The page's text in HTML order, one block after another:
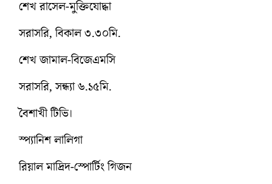
শেখ রাসেল-মুক্তিযোদ্ধা
সরাসরি, বিকাল ৩.৩০মি.
শেখ জামাল-বিজেএমসি
সরাসরি, সন্ধ্যা ৬.১৫মি.
বৈশাখী টিভি।
স্প্যানিশ লালিগা
রিয়াল মাদ্রিদ-স্পোর্টিং গিজন